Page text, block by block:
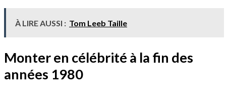
À LIRE AUSSI : Tom Leeb Taille
Monter en célébrité à la fin des
années 1980